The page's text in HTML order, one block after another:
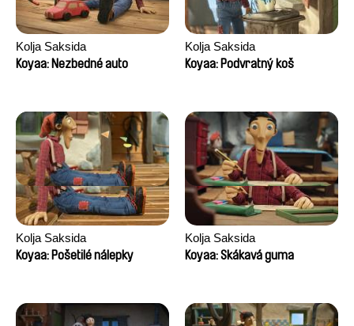
Kolja Saksida
Koyaa: Nezbedné auto
Kolja Saksida
Koyaa: Podvratný koš
Kolja Saksida
Koyaa: Pošetilé nálepky
Kolja Saksida
Koyaa: Skákavá guma